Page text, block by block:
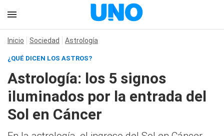
Inicio Sociedad Astrología
¿QUÉ DICEN LOS ASTROS?
Astrología: los 5 signos
iluminados por la entrada del
Sol en Cáncer